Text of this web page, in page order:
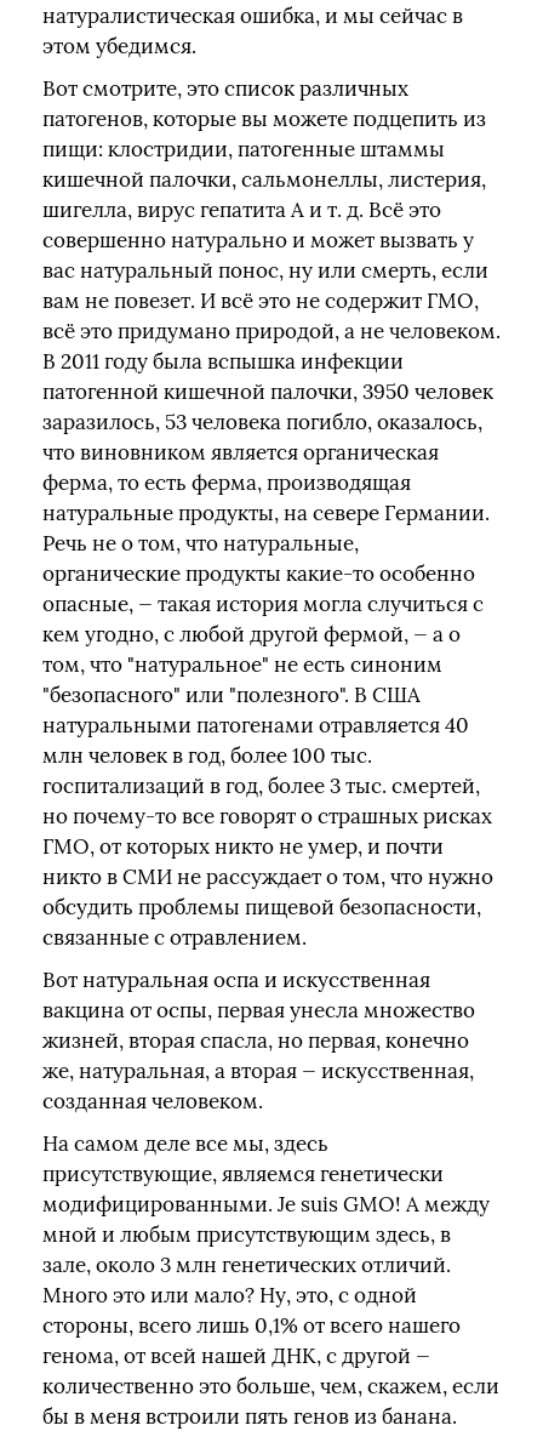
натуралистическая ошибка, и мы сейчас в
этом убедимся.
Вот смотрите, это список различных
патогенов, которые вы можете подцепить из
пищи: клостридии, патогенные штаммы
кишечной палочки, сальмонеллы, листерия,
шигелла, вирус гепатита А и т. д. Всё это
совершенно натурально и может вызвать у
вас натуральный понос, ну или смерть, если
вам не повезет. И всё это не содержит ГМО,
всё это придумано природой, а не человеком.
В 2011 году была вспышка инфекции
патогенной кишечной палочки, 3950 человек
заразилось, 53 человека погибло, оказалось,
что виновником является органическая
ферма, то есть ферма, производящая
натуральные продукты, на севере Германии.
Речь не о том, что натуральные,
органические продукты какие-то особенно
опасные, — такая история могла случиться с
кем угодно, с любой другой фермой, — а о
том, что "натуральное" не есть синоним
"безопасного" или "полезного". В США
натуральными патогенами отравляется 40
млн человек в год, более 100 тыс.
госпитализаций в год, более 3 тыс. смертей,
но почему-то все говорят о страшных рисках
ГМО, от которых никто не умер, и почти
никто в СМИ не рассуждает о том, что нужно
обсудить проблемы пищевой безопасности,
связанные с отравлением.
Вот натуральная оспа и искусственная
вакцина от оспы, первая унесла множество
жизней, вторая спасла, но первая, конечно
же, натуральная, а вторая — искусственная,
созданная человеком.
На самом деле все мы, здесь
присутствующие, являемся генетически
модифицированными. Je suis GMO! А между
мной и любым присутствующим здесь, в
зале, около 3 млн генетических отличий.
Много это или мало? Ну, это, с одной
стороны, всего лишь 0,1% от всего нашего
генома, от всей нашей ДНК, с другой —
количественно это больше, чем, скажем, если
бы в меня встроили пять генов из банана.